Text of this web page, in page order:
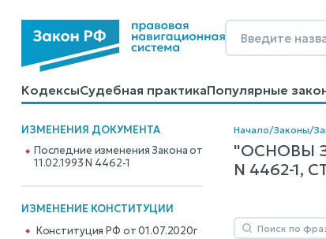
КодексыСудебная практикаПопулярные
КалькуляторыСправочные материалы
ИЗМЕНЕНИЯ ДОКУМЕНТА
Последние изменения Закона от
11.02.1993 N 4462-1
ИЗМЕНЕНИЕ КОНСТИТУЦИИ
Конституция РФ от 01.07.2020г
Начало/Законы/
"ОСНОВЫ
N 4462-1,